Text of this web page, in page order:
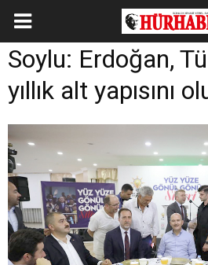
Soylu: Erdoğan,
yıllık alt yapısını